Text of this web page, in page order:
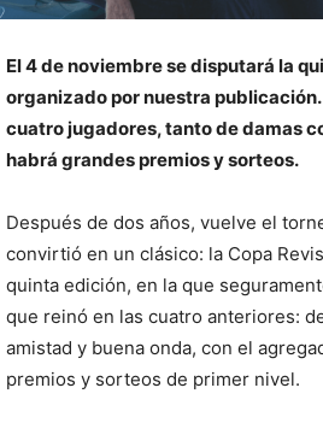
El 4 de noviembre se disputará la
organizado por nuestra
cuatro jugadores, tanto de damas
habrá grandes premios y sorteos.
Después de dos años, vuelve el
convirtió en un clásico: la Copa
quinta edición, en la que
que reinó en las cuatro anteriores:
amistad y buena onda, con el
premios y sorteos de primer nivel.